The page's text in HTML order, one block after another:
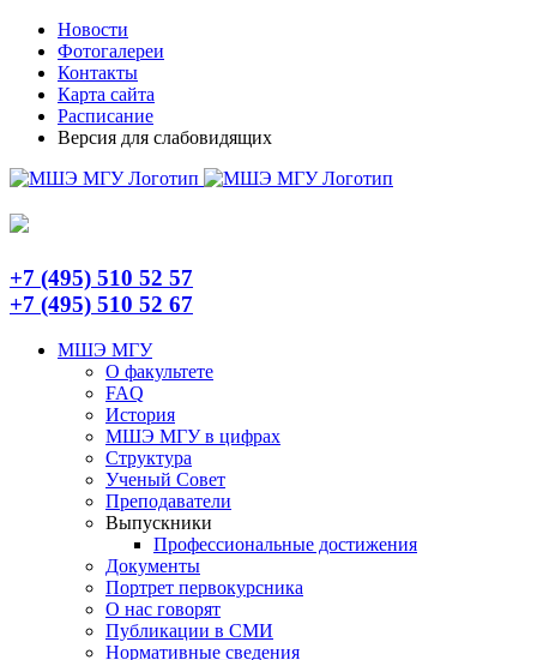
Skip
content
TelegramНовости
Фотогалереи
Контакты
Карта сайта
Расписание
Версия для слабовидящих
+7 (495) 510 52 57
+7 (495) 510 52 67
МШЭ МГУ
О факультете
FAQ
История
МШЭ МГУ в цифрах
Структура
Ученый Совет
Преподаватели
Выпускники
Профессиональные достижения
Документы
Портрет первокурсника
О нас говорят
Публикации в СМИ
Нормативные сведения